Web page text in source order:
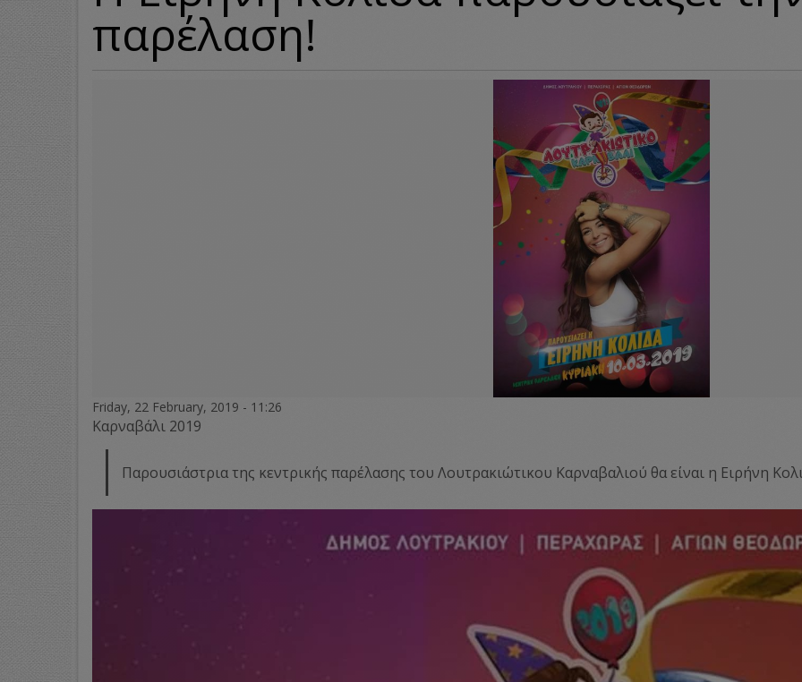
παρέλαση!
Friday, 22 February, 2019 - 11:26
Καρναβάλι 2019
Παρουσιάστρια της κεντρικής παρέλασης του Λουτρακιώτικου Καρναβαλιού θα είναι η Ειρήνη